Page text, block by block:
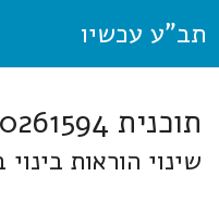
תב"ע עכשיו
תוכנית 102-0261594 בית-שמש
שינוי הוראות בינוי בשכ' ג'2,